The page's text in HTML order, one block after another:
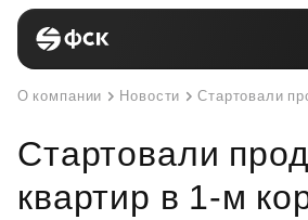
О компании Новости Стартовали
Стартовали
квартир в 1-м